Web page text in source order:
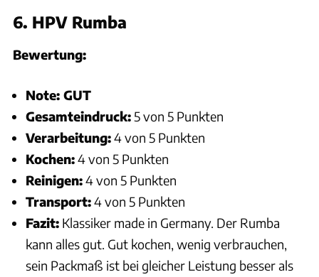
6. HPV Rumba
Bewertung:
Note: GUT
Gesamteindruck:5 von 5 Punkten
Verarbeitung:4 von 5 Punkten
Kochen:4 von 5 Punkten
Reinigen:4 von 5 Punkten
Transport:4 von 5 Punkten
Fazit: Klassiker made in Germany. Der Rumba
kann alles gut. Gut kochen, wenig verbrauchen,
sein Packmaß ist bei gleicher Leistung besser als